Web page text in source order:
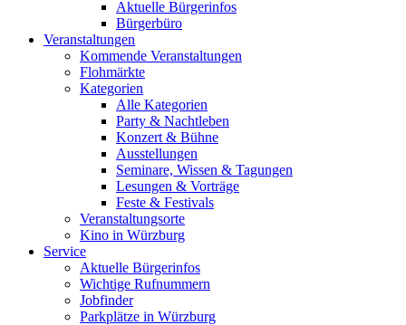
Aktuelle Bürgerinfos
Bürgerbüro
Veranstaltungen
Kommende Veranstaltungen
Flohmärkte
Kategorien
Alle Kategorien
Party & Nachtleben
Konzert & Bühne
Ausstellungen
Seminare, Wissen & Tagungen
Lesungen & Vorträge
Feste & Festivals
Veranstaltungsorte
Kino in Würzburg
Service
Aktuelle Bürgerinfos
Wichtige Rufnummern
Jobfinder
Parkplätze in Würzburg